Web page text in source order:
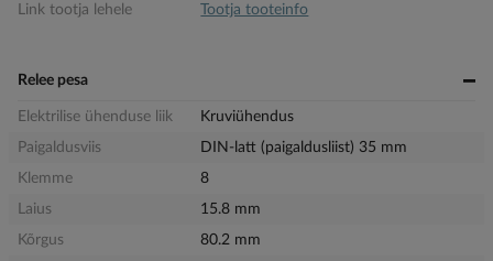
Link tootja lehele Tootja tooteinfo
Relee pesa
Elektrilise ühenduse liik
Kruviühendus
Paigaldusviis
DIN-latt (paigaldusliist) 35 mm
Klemme
8
Laius
15.8 mm
Kõrgus
80.2 mm